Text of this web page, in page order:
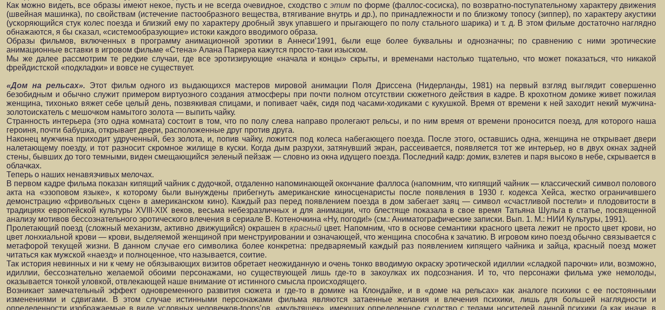
Как можно видеть, все образы имеют некое, пусть и не всегда очевидное, сходство сэтим по форме (фаллос-сосиска), по возвратно-поступательному характеру движения
(швейная машинка), по свойствам (истечение пастообразного вещества, втягивание внутрь и др.), по принадлежности и по близкому топосу (зиппер), по характеру акустики
(ускоряющийся стук колес поезда и близкий ему по характеру дробный звук упавшего и прыгающего по полу стального шарика) и т. д. В этом фильме достаточно наглядно
обнажаются, я бы сказал, «системообразующие» истоки каждого вводимого образа.
Образы фильмов, включенных в программу анимационной эротики в Аннеси’1991, были еще более буквальны и однозначны; по сравнению с ними эротические
анимационные вставки в игровом фильме «Стена» Алана Паркера кажутся просто-таки изыском.
Мы же далее рассмотрим те редкие случаи, где все эротизирующие «начала и концы» скрыты, и временами настолько тщательно, что может показаться, что никакой
фрейдистской «подкладки» и вовсе не существует.
«Дом на рельсах». Этот фильм одного из выдающихся мастеров мировой анимации Поля Дриссена (Нидерланды, 1981) на первый взгляд выглядит совершенно
безобидным и обычно служит примером виртуозного создания атмосферы при почти полном отсутствии сюжетного действия в кадре. В крохотном домике живет пожилая
женщина, тихонько вяжет себе целый день, позвякивая спицами, и попивает чаёк, сидя под часами-ходиками с кукушкой. Время от времени к ней заходит некий мужчина-
золотоискатель с мешочком намытого золота — выпить чайку.
Странность интерьера (это одна комната) состоит в том, что по полу слева направо пролегают рельсы, и по ним время от времени проносится поезд, для которого наша
героиня, почти бабушка, открывает двери, расположенные друг против друга.
Наконец мужчина приходит удрученный, без золота, и, попив чайку, ложится под колеса набегающего поезда. После этого, оставшись одна, женщина не открывает двери
налетающему поезду, и тот разносит скромное жилище в куски. Когда дым разрухи, затянувший экран, рассеивается, появляется тот же интерьер, но в двух окнах задней
стены, бывших до того темными, виден смещающийся зеленый пейзаж — словно из окна идущего поезда. Последний кадр: домик, взлетев и паря высоко в небе, скрывается в
облачках.
Теперь о наших ненавязчивых мелочах.
В первом кадре фильма показан кипящий чайник с дудочкой, отдаленно напоминающей окончание фаллоса (напомним, что кипящий чайник — классический символ полового
акта на «эзоповом языке», к которому были вынуждены прибегнуть американские киносценаристы после появления в 1930 г. кодекса Хейса, жестко ограничившего
демонстрацию «фривольных сцен» в американском кино). Каждый раз перед появлением поезда в дом забегает заяц — символ «счастливой постели» и плодовитости в
традициях европейской культуры XVIII-XIX веков, весьма небезразличных и для анимации, что блестяще показала в свое время Татьяна Шульга в статье, посвященной
анализу мотивов бессознательного эротического влечения в сериале В. Котеночкина «Ну, погоди!» (см.: Аниматографические записки. Вып. 1. М.: НИИ Культуры, 1991).
Пролетающий поезд (сложный механизм, активно движущийся) окрашен в красный цвет. Напомним, что в основе семантики красного цвета лежит не просто цвет крови, но
цвет лонхиальной крови — крови, выделяемой женщиной при менструировании и означающей, что женщина способна к зачатию. В игровом кино поезд обычно связывается с
метафорой текущей жизни. В данном случае его символика более конкретна: предваряемый каждый раз появлением кипящего чайника и зайца, красный поезд может
читаться как мужской «наезд» и полноценное, что называется, соитие.
Так история невинных и ни к чему не обязывающих визитов обретает неожиданную и очень тонко вводимую окраску эротической идиллии «сладкой парочки» или, возможно,
идиллии, бессознательно желаемой обоими персонажами, но существующей лишь где-то в закоулках их подсознания. И то, что персонажи фильма уже немолоды,
оказывается тонкой уловкой, отвлекающей наше внимание от истинного смысла происходящего.
Возникает замечательный эффект одновременного развития сюжета и где-то в домике на Клондайке, и в «доме на рельсах» как аналоге психики с ее постоянными
изменениями и сдвигами. В этом случае истинными персонажами фильма являются затаенные желания и влечения психики, лишь для большей наглядности и
определенности изображаемые в виде условных человечков-toons’ов, «мультяшек», имеющих определенное сходство с телами носителей данной психики (а как иначе, в